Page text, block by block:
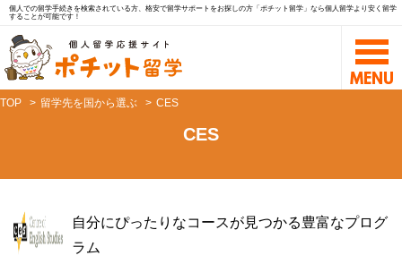
個人での留学手続きを検索されている方、格安で留学サポートをお探しの方「ポチット留学」なら個人留学より安く留学
することが可能です！
TOP 留学先を国から選ぶ CES
CES
自分にぴったりなコースが見つかる豊富なプログ
ラム